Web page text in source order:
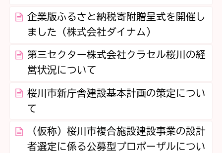
企業版ふるさと納税寄附贈呈式を開催し
ました（株式会社ダイナム）
第三セクター株式会社クラセル桜川の経
営状況について
桜川市新庁舎建設基本計画の策定につい
て
（仮称）桜川市複合施設建設事業の設計
者選定に係る公募型プロポーザルについ